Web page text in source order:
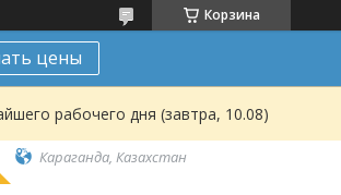
Корзина
цены
рабочего дня (завтра, 10.08)
Караганда, Казахстан